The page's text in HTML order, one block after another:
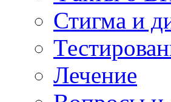
Стигма и
Лечение